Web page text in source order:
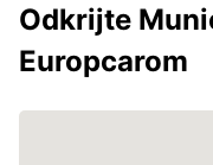
Odkrijte
Europcarom